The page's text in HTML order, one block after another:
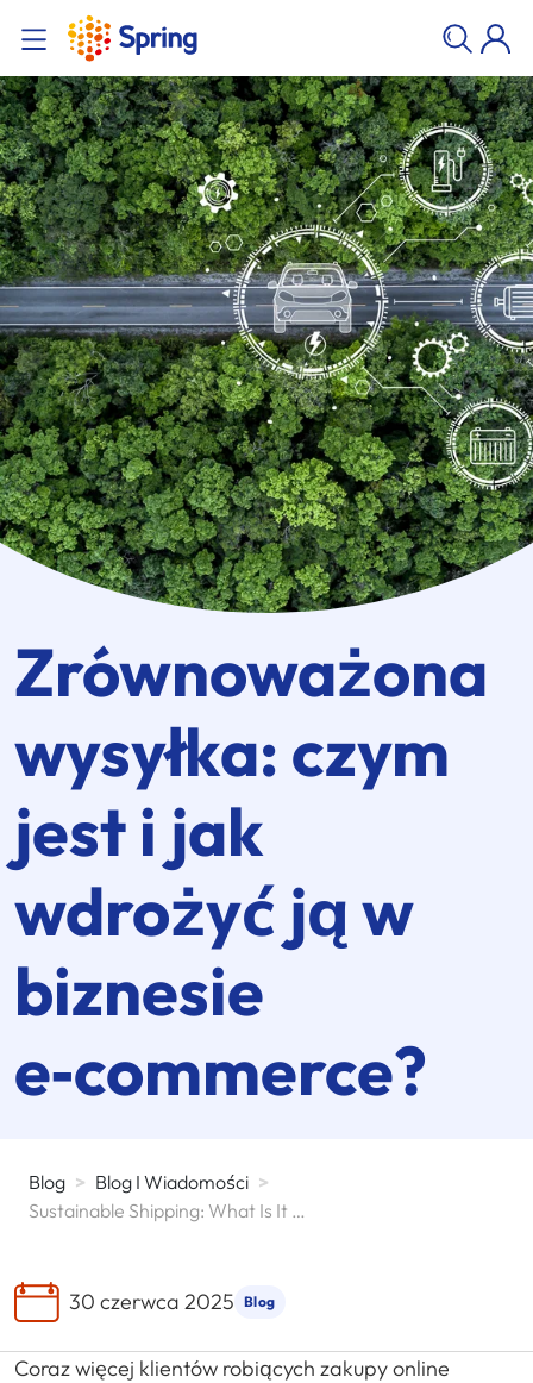
Zrównoważona
wysyłka: czym
jest i jak
wdrożyć ją w
biznesie
e‑commerce?
Blog > Blog I Wiadomości >
Sustainable Shipping: What Is It And How To Implement It In Your E-Commerce Business
30 czerwca 2025 Blog
Coraz więcej klientów robiących zakupy online